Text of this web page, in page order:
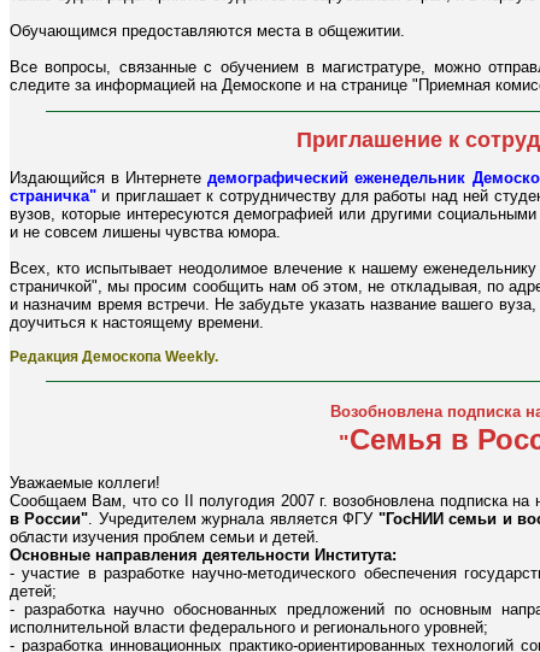
Обучающимся предоставляются места в общежитии.
Все вопросы, связанные с обучением в магистратуре, можно
следите за информацией на Демоскопе и на странице "Приемная
Приглашение к
Издающийся в Интернетедемографический еженедельник
страничка" и приглашает к сотрудничеству для работы над ней
вузов, которые интересуются демографией или другими
и не совсем лишены чувства юмора.
Всех, кто испытывает неодолимое влечение к нашему
страничкой", мы просим сообщить нам об этом, не откладывая, по
и назначим время встречи. Не забудьте указать название вашего
доучиться к настоящему времени.
Редакция Демоскопа Weekly.
Возобновлена подписка
"Семья в
Уважаемые коллеги!
Сообщаем Вам, что со II полугодия 2007 г. возобновлена подписка
в России" . Учредителем журнала является ФГУ "ГосНИИ семьи и
области изучения проблем семьи и детей.
Основные направления деятельности Института:
- участие в разработке научно-методического обеспечения
детей;
- разработка научно обоснованных предложений по основным
исполнительной власти федерального и регионального уровней;
- разработка инновационных практико-ориентированных